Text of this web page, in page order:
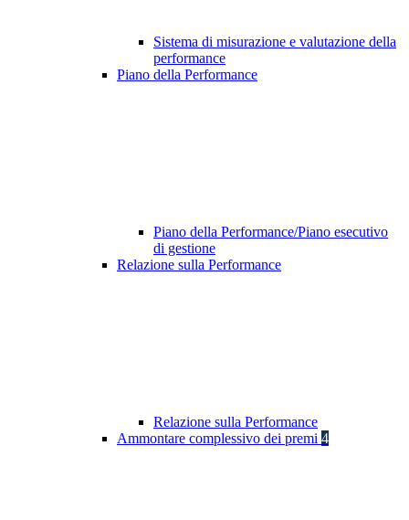
Sistema di misurazione e valutazione della
performance
Piano della Performance
Piano della Performance/Piano esecutivo
di gestione
Relazione sulla Performance
Relazione sulla Performance
Ammontare complessivo dei premi 4